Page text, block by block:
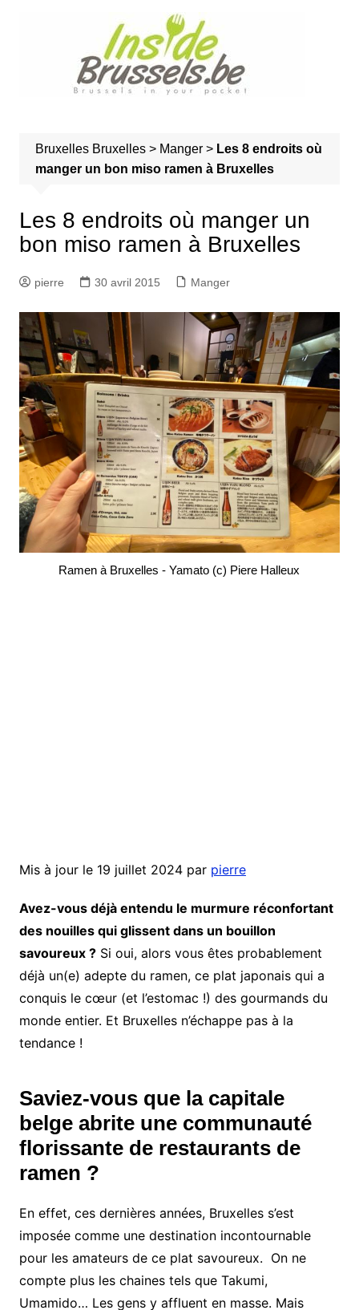
Bruxelles Bruxelles> Manger> Les 8 endroits où
manger un bon miso ramen à Bruxelles
Les 8 endroits où manger un
bon miso ramen à Bruxelles
pierre 30 avril 2015 Manger
Ramen à Bruxelles - Yamato (c) Piere Halleux
Mis à jour le 19 juillet 2024 par pierre
Avez-vous déjà entendu le murmure réconfortant
des nouilles qui glissent dans un bouillon
savoureux ?Si oui, alors vous êtes probablement
déjà un(e) adepte du ramen, ce plat japonais qui a
conquis le cœur (et l’estomac !) des gourmands du
monde entier. Et Bruxelles n’échappe pas à la
tendance !
Saviez-vous que la capitale
belge abrite une communauté
florissante de restaurants de
ramen ?
En effet, ces dernières années, Bruxelles s’est
imposée comme une destination incontournable
pour les amateurs de ce plat savoureux. ️ On ne
compte plus les chaines tels que Takumi,
Umamido… Les gens y affluent en masse. Mais